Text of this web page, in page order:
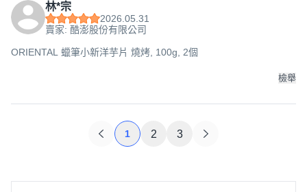
林*宗
2026.05.31
賣家: 酷澎股份有限公司
ORIENTAL 蠟筆小新洋芋片 燒烤, 100g, 2個
檢舉
1 2 3